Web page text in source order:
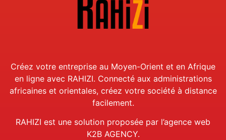
Créez votre entreprise au Moyen-Orient et en Afrique
en ligne avec RAHIZI. Connecté aux administrations
africaines et orientales, créez votre société à distance
facilement.
RAHIZI est une solution proposée par l’agence web
K2B AGENCY.